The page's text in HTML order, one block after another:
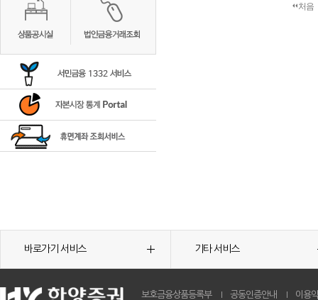
처음
바로가기 서비스 기타 서비스
보호금융상품등록부 공동인증안내 이용